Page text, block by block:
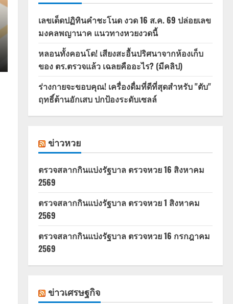
เลขเด็ดปฏิทินคำชะโนด งวด 16 ส.ค. 69 ปล่อยเลข
มงคลพญานาค แนวทางหวยงวดนี้
หลอนทั้งคอนโด! เสียงสะอื้นปริศนาจากห้องเก็บ
ของ ตร.ตรวจแล้ว เฉลยคืออะไร? (มีคลิป)
ร่างกายจะขอบคุณ! เครื่องดื่มที่ดีที่สุดสำหรับ "ตับ"
ฤทธิ์ต้านอักเสบ ปกป้องระดับเซลล์
ข่าวหวย
ตรวจสลากกินแบ่งรัฐบาล ตรวจหวย 16 สิงหาคม
2569
ตรวจสลากกินแบ่งรัฐบาล ตรวจหวย 1 สิงหาคม
2569
ตรวจสลากกินแบ่งรัฐบาล ตรวจหวย 16 กรกฎาคม
2569
ข่าวเศรษฐกิจ